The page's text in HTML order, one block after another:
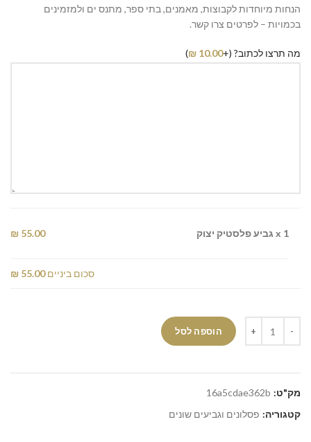
הנחות מיוחדות לקבוצות, מאמנים, בתי ספר, מתנס ים ולמזמינים
בכמויות – לפרטים צרו קשר.
מה תרצו לכתוב? (+10.00
₪
)
x 1גביע פלסטיק יצוק 55.00 ₪
סכום ביניים55.00 ₪
הוספה לסל
מק"ט: 16a5cdae362b
קטגוריה: פסלונים וגביעים שונים